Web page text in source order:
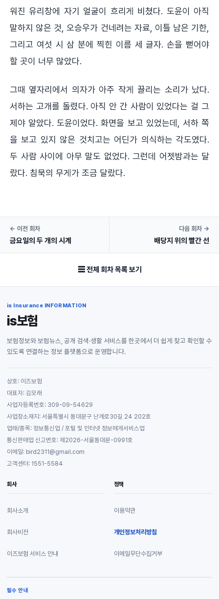
워진 유리창에 자기 얼굴이 흐리게 비쳤다. 도윤이 아직
말하지 않은 것, 오승우가 건네려는 자료, 이틀 남은 기한,
그리고 여섯 시 삼 분에 찍힌 이름 세 글자. 손을 뻗어야
할 곳이 너무 많았다.
그때 옆자리에서 의자가 아주 작게 끌리는 소리가 났다.
서하는 고개를 돌렸다. 아직 안 간 사람이 있었다는 걸 그
제야 알았다. 도윤이었다. 화면을 보고 있었는데, 서하 쪽
을 보고 있지 않은 것치고는 어딘가 의식하는 각도였다.
두 사람 사이에 아무 말도 없었다. 그런데 어젯밤과는 달
랐다. 침묵의 무게가 조금 달랐다.
← 이전 회차
금요일의 두 개의 시계
다음 회차 →
배당지 위의 빨간 선
☰ 전체 회차 목록 보기
is Insurance INFORMATION
is보험
보험정보와 보험뉴스, 공개 검색·생활 서비스를 한곳에서 더 쉽게 찾고 확인할 수
있도록 연결하는 정보 플랫폼으로 운영합니다.
상호: 이즈보험
대표자: 김모래
사업자등록번호: 309-09-54629
사업장소재지: 서울특별시 동대문구 난계로30길 24 202호
업태/종목: 정보통신업 / 포털 및 인터넷 정보매개서비스업
통신판매업 신고번호: 제2026-서울동대문-0991호
이메일: bird2311@gmail.com
고객센터: 1551-5584
회사
회사소개
회사비전
이즈보험 서비스 안내
정책
이용약관
개인정보처리방침
이메일무단수집거부
필수 안내